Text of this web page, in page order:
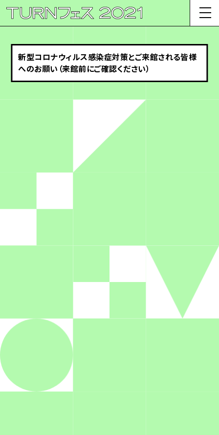
新型コロナウィルス感染症対策とご来館される皆様
へのお願い（来館前にご確認ください）